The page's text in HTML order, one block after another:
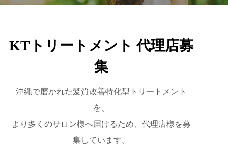
KTトリートメント 代理店募
集
沖縄で磨かれた髪質改善特化型トリートメント
を、
より多くのサロン様へ届けるため、代理店様を募
集しています。